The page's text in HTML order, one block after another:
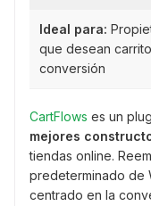
Ideal para:
que desean
conversión
CartFlows es un
mejores
tiendas online.
predeterminado de
centrado en la